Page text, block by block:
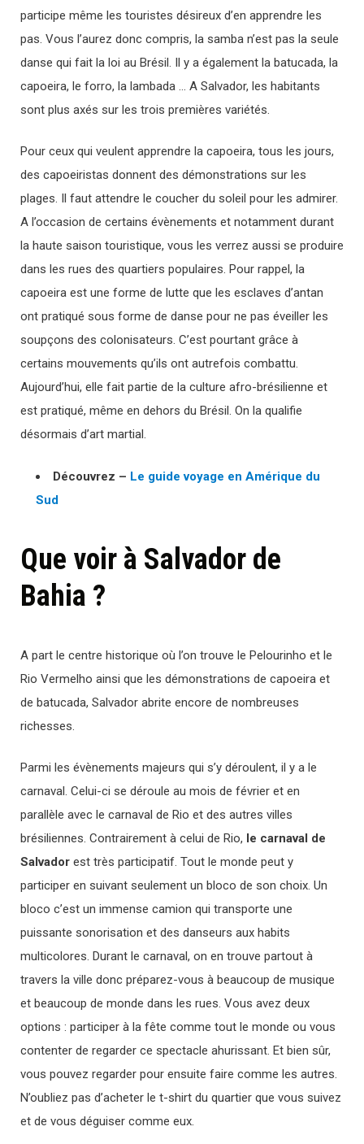
participe même les touristes désireux d’en apprendre les
pas. Vous l’aurez donc compris, la samba n’est pas la seule
danse qui fait la loi au Brésil. Il y a également la batucada, la
capoeira, le forro, la lambada … A Salvador, les habitants
sont plus axés sur les trois premières variétés.
Pour ceux qui veulent apprendre la capoeira, tous les jours,
des capoeiristas donnent des démonstrations sur les
plages. Il faut attendre le coucher du soleil pour les admirer.
A l’occasion de certains évènements et notamment durant
la haute saison touristique, vous les verrez aussi se produire
dans les rues des quartiers populaires. Pour rappel, la
capoeira est une forme de lutte que les esclaves d’antan
ont pratiqué sous forme de danse pour ne pas éveiller les
soupçons des colonisateurs. C’est pourtant grâce à
certains mouvements qu’ils ont autrefois combattu.
Aujourd’hui, elle fait partie de la culture afro-brésilienne et
est pratiqué, même en dehors du Brésil. On la qualifie
désormais d’art martial.
Découvrez – Le guide voyage en Amérique du
Sud
Que voir à Salvador de
Bahia ?
A part le centre historique où l’on trouve le Pelourinho et le
Rio Vermelho ainsi que les démonstrations de capoeira et
de batucada, Salvador abrite encore de nombreuses
richesses.
Parmi les évènements majeurs qui s’y déroulent, il y a le
carnaval. Celui-ci se déroule au mois de février et en
parallèle avec le carnaval de Rio et des autres villes
brésiliennes. Contrairement à celui de Rio, le carnaval de
Salvador est très participatif. Tout le monde peut y
participer en suivant seulement un bloco de son choix. Un
bloco c’est un immense camion qui transporte une
puissante sonorisation et des danseurs aux habits
multicolores. Durant le carnaval, on en trouve partout à
travers la ville donc préparez-vous à beaucoup de musique
et beaucoup de monde dans les rues. Vous avez deux
options : participer à la fête comme tout le monde ou vous
contenter de regarder ce spectacle ahurissant. Et bien sûr,
vous pouvez regarder pour ensuite faire comme les autres.
N’oubliez pas d’acheter le t-shirt du quartier que vous suivez
et de vous déguiser comme eux.